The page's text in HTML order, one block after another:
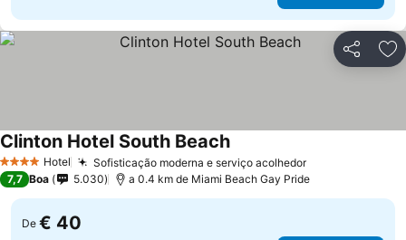
Partilhar
4 EstrelasHotel Sofisticação moderna e serviço acolhedorVer preços
Clinton Hotel South BeachVer preços
7,7 Boa 5.030 a 0.4 km de Miami Beach Gay Pride
De € 40